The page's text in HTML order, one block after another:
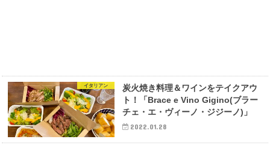
イタリアン
炭火焼き料理＆ワインをテイクアウ
ト！「Brace e Vino Gigino(ブラー
チェ・エ・ヴィーノ・ジジーノ)」
2022.01.28